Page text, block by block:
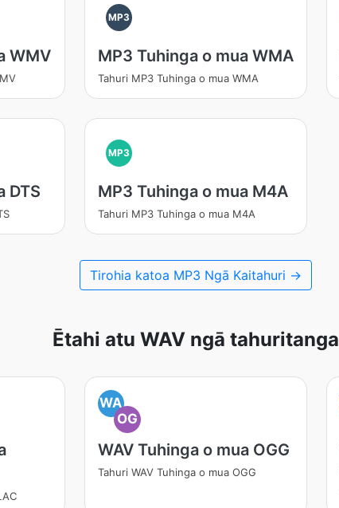
WMV
MP3
MP3 Tuhinga o mua WMA
Tahuri MP3 Tuhinga o mua WMA
DTS
MP3
MP3 Tuhinga o mua M4A
Tahuri MP3 Tuhinga o mua M4A
Tirohia katoa MP3 Ngā Kaitahuri →
Ētahi atu WAV ngā tahuritanga
WA
OG
WAV Tuhinga o mua OGG
Tahuri WAV Tuhinga o mua OGG